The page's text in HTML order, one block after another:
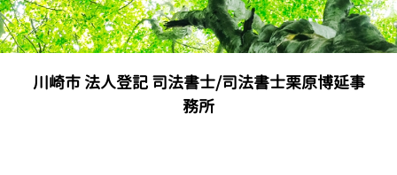
川崎市 法人登記 司法書士/司法書士栗原博延事
務所